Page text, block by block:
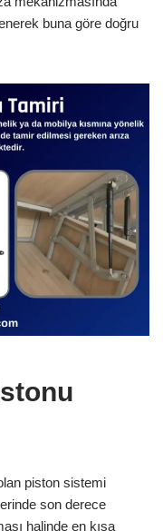
buna göre doğru
piston sistemi
son derece
halinde en kısa